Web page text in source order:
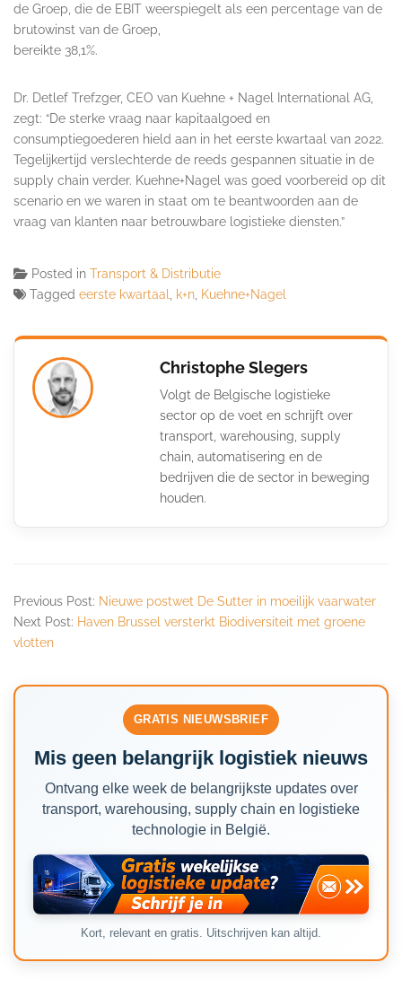
de Groep, die de EBIT weerspiegelt als een percentage van de
brutowinst van de Groep,
bereikte 38,1%.
Dr. Detlef Trefzger, CEO van Kuehne + Nagel International AG,
zegt: “De sterke vraag naar kapitaalgoed en
consumptiegoederen hield aan in het eerste kwartaal van 2022.
Tegelijkertijd verslechterde de reeds gespannen situatie in de
supply chain verder. Kuehne+Nagel was goed voorbereid op dit
scenario en we waren in staat om te beantwoorden aan de
vraag van klanten naar betrouwbare logistieke diensten.”
Posted in Transport & Distributie
Tagged eerste kwartaal k+n Kuehne+Nagel
Christophe Slegers
Volgt de Belgische logistieke
sector op de voet en schrijft over
transport, warehousing, supply
chain, automatisering en de
bedrijven die de sector in beweging
houden.
Previous Post: Nieuwe postwet De Sutter in moeilijk vaarwater
Next Post: Haven Brussel versterkt Biodiversiteit met groene
vlotten
GRATIS NIEUWSBRIEF
Mis geen belangrijk logistiek nieuws
Ontvang elke week de belangrijkste updates over
transport, warehousing, supply chain en logistieke
technologie in België.
Kort, relevant en gratis. Uitschrijven kan altijd.